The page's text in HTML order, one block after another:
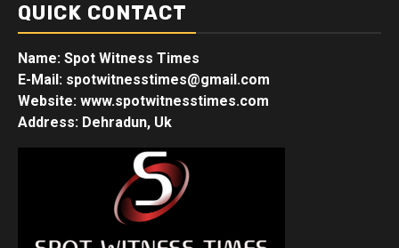
QUICK CONTACT
Name: Spot Witness Times
E-Mail: spotwitnesstimes@gmail.com
Website: www.spotwitnesstimes.com
Address: Dehradun, Uk